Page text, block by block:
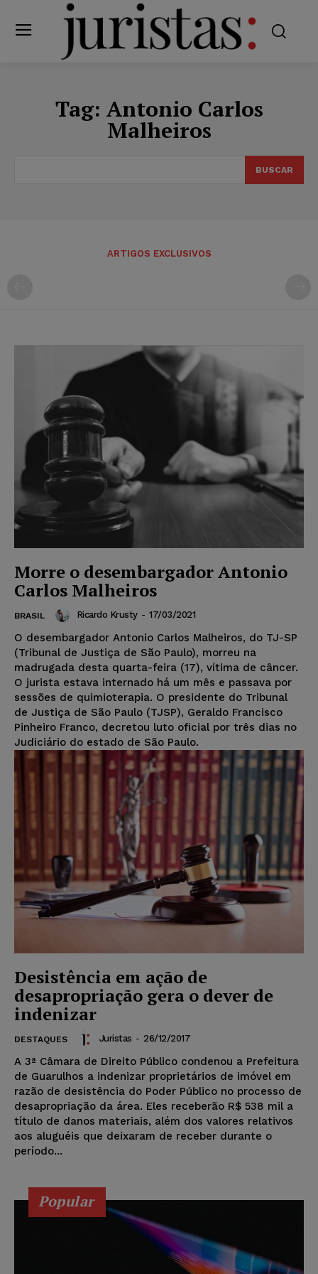
Tag: Antonio Carlos
Malheiros
BUSCAR
ARTIGOS EXCLUSIVOS
Morre o desembargador Antonio
Carlos Malheiros
BRASIL Ricardo Krusty - 17/03/2021
O desembargador Antonio Carlos Malheiros, do TJ-SP
(Tribunal de Justiça de São Paulo), morreu na
madrugada desta quarta-feira (17), vítima de câncer.
O jurista estava internado há um mês e passava por
sessões de quimioterapia. O presidente do Tribunal
de Justiça de São Paulo (TJSP), Geraldo Francisco
Pinheiro Franco, decretou luto oficial por três dias no
Judiciário do estado de São Paulo.
Desistência em ação de
desapropriação gera o dever de
indenizar
DESTAQUES Juristas - 26/12/2017
A 3ª Câmara de Direito Público condenou a Prefeitura
de Guarulhos a indenizar proprietários de imóvel em
razão de desistência do Poder Público no processo de
desapropriação da área. Eles receberão R$ 538 mil a
título de danos materiais, além dos valores relativos
aos aluguéis que deixaram de receber durante o
período...
Popular